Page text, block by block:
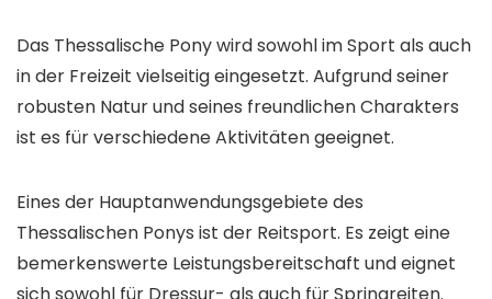
Das Thessalische Pony wird sowohl im Sport als auch
in der Freizeit vielseitig eingesetzt. Aufgrund seiner
robusten Natur und seines freundlichen Charakters
ist es für verschiedene Aktivitäten geeignet.
Eines der Hauptanwendungsgebiete des
Thessalischen Ponys ist der Reitsport. Es zeigt eine
bemerkenswerte Leistungsbereitschaft und eignet